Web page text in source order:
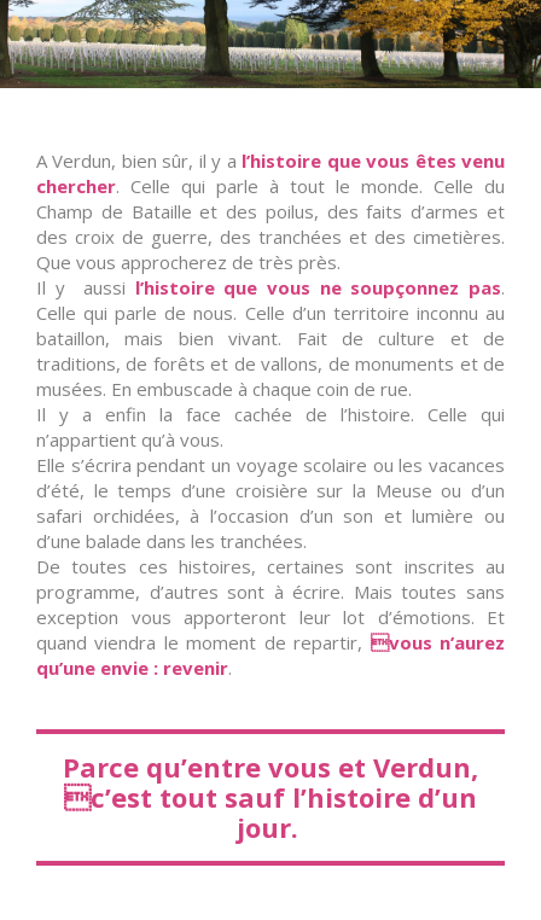
CITADELLE
BILLETTERIE
A Verdun, bien sûr, il y a l’histoire que vous êtes venu
chercher. Celle qui parle à tout le monde. Celle du
Champ de Bataille et des poilus, des faits d’armes et
des croix de guerre, des tranchées et des cimetières.
Que vous approcherez de très près.
Il y aussi l’histoire que vous ne soupçonnez pas.
Celle qui parle de nous. Celle d’un territoire inconnu au
bataillon, mais bien vivant. Fait de culture et de
traditions, de forêts et de vallons, de monuments et de
musées. En embuscade à chaque coin de rue.
Il y a enfin la face cachée de l’histoire. Celle qui
n’appartient qu’à vous.
Elle s’écrira pendant un voyage scolaire ou les vacances
d’été, le temps d’une croisière sur la Meuse ou d’un
safari orchidées, à l’occasion d’un son et lumière ou
d’une balade dans les tranchées.
De toutes ces histoires, certaines sont inscrites au
programme, d’autres sont à écrire. Mais toutes sans
exception vous apporteront leur lot d’émotions. Et
quand viendra le moment de repartir, vous n’aurez
qu’une envie : revenir.
Parce qu’entre vous et Verdun,
c’est tout sauf l’histoire d’un
jour.